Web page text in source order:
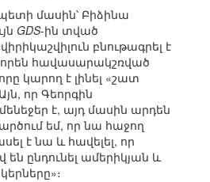
մասին՝ Բիձինա
GDS-ին տված
բնութագրել է
հավասարակշռված
կարող է լինել «շատ
որ Գեորգին
է, այդ մասին արդեն
եմ, որ նա հաջող
է նա և հավելել, որ
են ընդունել ամերիկյան և